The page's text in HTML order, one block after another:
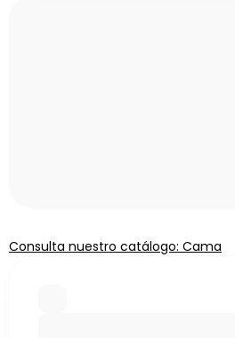
Consulta nuestro catálogo: Cama